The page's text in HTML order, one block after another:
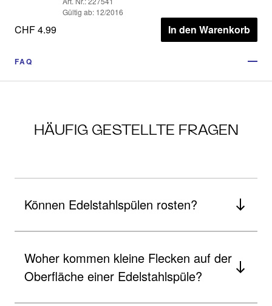
Gültig ab: 12/2016
CHF 4.99 In den Warenkorb
FAQ
HÄUFIG GESTELLTE FRAGEN
Können Edelstahlspülen rosten?
Woher kommen kleine Flecken auf der
Oberfläche einer Edelstahlspüle?